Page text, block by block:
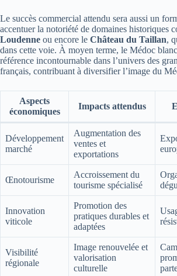
Le succès commercial attendu sera aussi un
accentuer la notoriété de domaines historiques
Loudenne ou encore le Château du Taillan,
dans cette voie. À moyen terme, le Médoc
référence incontournable dans l’univers des
français, contribuant à diversifier l’image du
Aspects
économiques
Impacts attendus
Développement
marché
Augmentation des
ventes et
exportations
Œnotourisme
Accroissement du
tourisme spécialisé
Innovation
viticole
Promotion des
pratiques durables et
adaptées
Visibilité
régionale
Image renouvelée et
valorisation
culturelle